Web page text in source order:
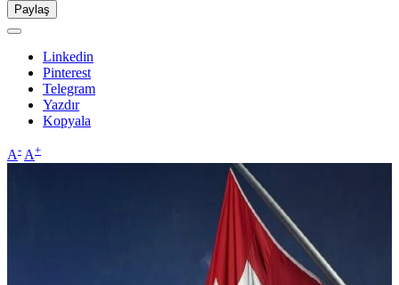
Paylaş
Linkedin
Pinterest
Telegram
Yazdır
Kopyala
A- A+